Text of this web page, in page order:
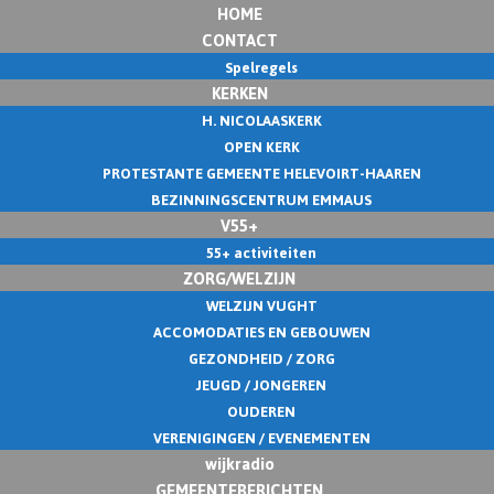
HOME
CONTACT
Spelregels
KERKEN
H. NICOLAASKERK
OPEN KERK
PROTESTANTE GEMEENTE HELEVOIRT-HAAREN
BEZINNINGSCENTRUM EMMAUS
V55+
55+ activiteiten
ZORG/WELZIJN
WELZIJN VUGHT
ACCOMODATIES EN GEBOUWEN
GEZONDHEID / ZORG
JEUGD / JONGEREN
OUDEREN
VERENIGINGEN / EVENEMENTEN
wijkradio